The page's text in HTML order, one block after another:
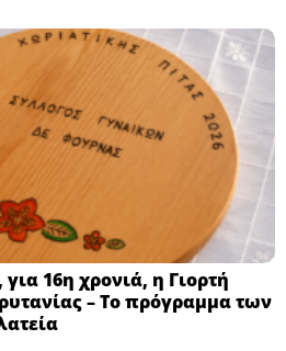
16η χρονιά, η Γιορτή
– Το πρόγραμμα των